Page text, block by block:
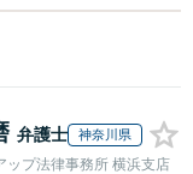
弁護士 神奈川県
ップ法律事務所 横浜支店